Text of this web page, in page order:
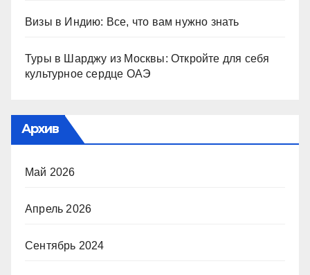
Визы в Индию: Все, что вам нужно знать
Туры в Шарджу из Москвы: Откройте для себя
культурное сердце ОАЭ
Архив
Май 2026
Апрель 2026
Сентябрь 2024